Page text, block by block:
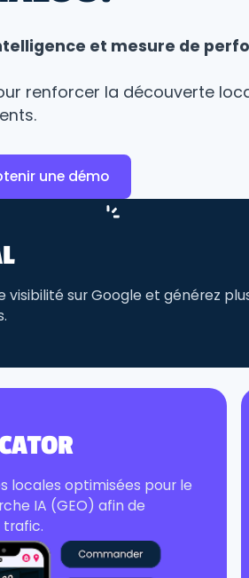
et mesure de
renforcer la découverte
une démo
visibilité sur Google et générez
locales optimisées pour le
IA (GEO) afin de
trafic.